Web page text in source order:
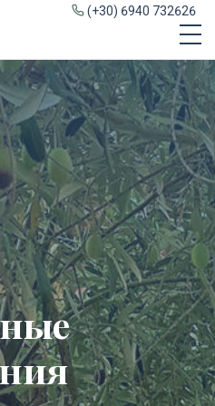
(+30) 6940 732626